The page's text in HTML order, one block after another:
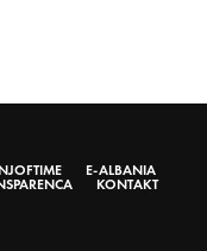
NJOFTIME
E-ALBANIA
KONTAKT